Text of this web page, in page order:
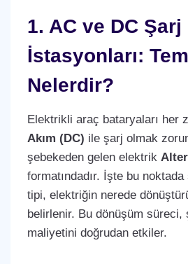
1. AC ve DC Şarj
İstasyonları:
Nelerdir?
Elektrikli araç bataryaları her
Akım (DC) ile şarj olmak
şebekeden gelen elektrik
formatındadır. İşte bu
tipi, elektriğin nerede
belirlenir. Bu dönüşüm süreci,
maliyetini doğrudan etkiler.